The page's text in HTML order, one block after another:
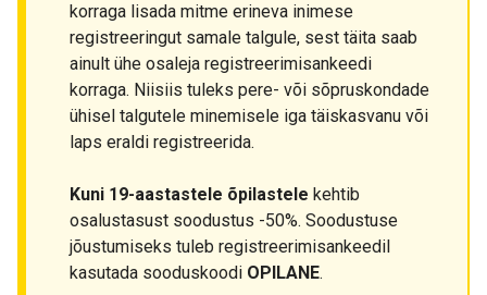
korraga lisada mitme erineva inimese
registreeringut samale talgule, sest täita saab
ainult ühe osaleja registreerimisankeedi
korraga. Niisiis tuleks pere- või sõpruskondade
ühisel talgutele minemisele iga täiskasvanu või
laps eraldi registreerida.
Kuni 19-aastastele õpilastele kehtib
osalustasust soodustus -50%. Soodustuse
jõustumiseks tuleb registreerimisankeedil
kasutada sooduskoodi OPILANE.